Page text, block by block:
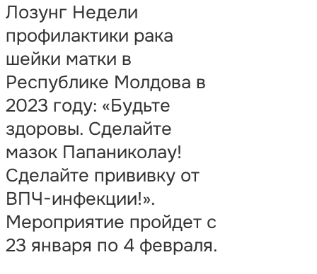
Лозунг Недели
профилактики рака
шейки матки в
Республике Молдова в
2023 году: «Будьте
здоровы. Сделайте
мазок Папаниколау!
Сделайте прививку от
ВПЧ-инфекции!».
Мероприятие пройдет с
23 января по 4 февраля.